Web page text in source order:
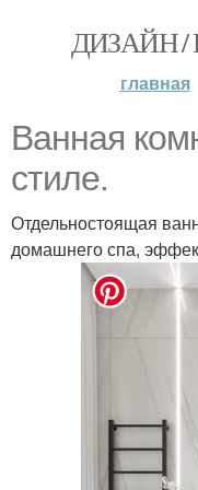
ДИЗАЙН /
главная
Ванная
стиле.
Отдельностоящая
домашнего спа,